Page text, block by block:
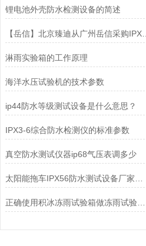
锂电池外壳防水检测设备的简述
【岳信】北京臻迪从广州岳信采购IPX8压力浸水试验机两台
淋雨实验箱的工作原理
海洋水压试验机的技术参数
ip44防水等级测试设备是什么意思？
IPX3-6综合防水检测仪的标准参数
真空防水测试仪器ip68气压表调多少
正确使用积冰冻雨试验箱做冻雨试验指南